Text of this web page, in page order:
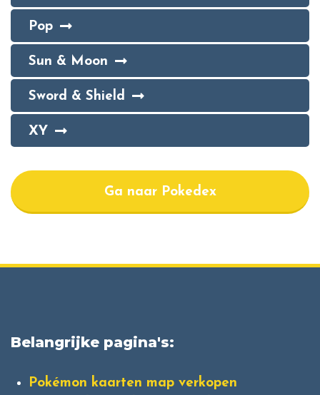
Pop
Sun & Moon
Sword & Shield
XY
Ga naar Pokedex
Belangrijke pagina's:
Pokémon kaarten map verkopen